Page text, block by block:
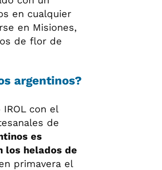
en cualquier
en Misiones,
de flor de
argentinos?
con el
de
es
los helados de
primavera el